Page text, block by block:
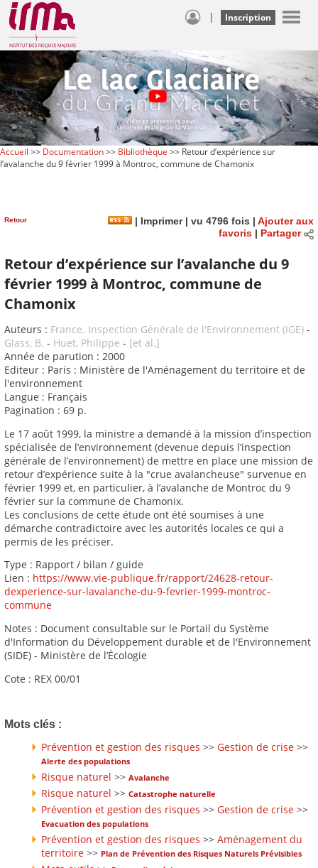
| Inscription
Accueil >> Documentation>> Bibliothèque >> Retour d’expérience sur
l’avalanche du 9 février 1999 à Montroc, commune de Chamonix
Retour | Imprimer| vu 4796 fois | Ajouter aux
favoris| Partager
Retour d’expérience sur l’avalanche du 9
février 1999 à Montroc, commune de
Chamonix
Auteurs : France. Inspection Générale de l'Environnement (IGE) -
Glass, B. - Huet, Philippe - [et al.]
Année de parution : 2000
Editeur : Paris : Ministère de l'Aménagement du territoire et de
l'environnement
Langue : Français
Pagination : 69 p.
Le 17 août 1999, la ministre a demandé à la mission d’inspection
spécialisée de l’environnement (devenue depuis l’inspection
générale de l’environnement) de mettre en place une mission de
retour d’expérience suite à la "crue avalancheuse" survenue en
février 1999 et, en particulier, à l’avalanche de Montroc du 9
février sur la commune de Chamonix.
Les conclusions de cette étude ont été soumises à une
démarche contradictoire avec les autorités locales ce qui a
permis de les préciser.
Type : Rapport / bilan / guide
Lien : https://www.vie-publique.fr/rapport/24628-retour-
dexperience-sur-lavalanche-du-9-fevrier-1999-montroc-
commune
Notes : Document consultable sur le Portail du Système
d'Information du Développement durable et de l'Environnement
(SIDE) - Ministère de l’Écologie
Cote : REX 00/01
Mots clés :
Prévention et gestion des risques >> Gestion de crise >>
Alerte des populations
Risque naturel >> Avalanche
Risque naturel >> Catastrophe naturelle
Prévention et gestion des risques >> Gestion de crise >>
Evacuation des populations
Prévention et gestion des risques >> Aménagement du
territoire >> Plan de Prévention des Risques Naturels Prévisibles